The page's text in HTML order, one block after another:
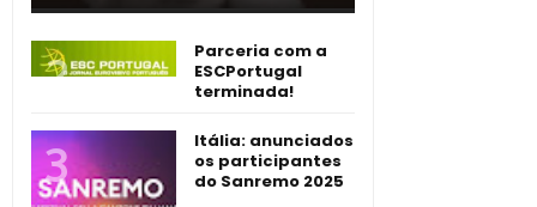
Parceria com a
ESCPortugal
terminada!
Itália: anunciados
os participantes
do Sanremo 2025